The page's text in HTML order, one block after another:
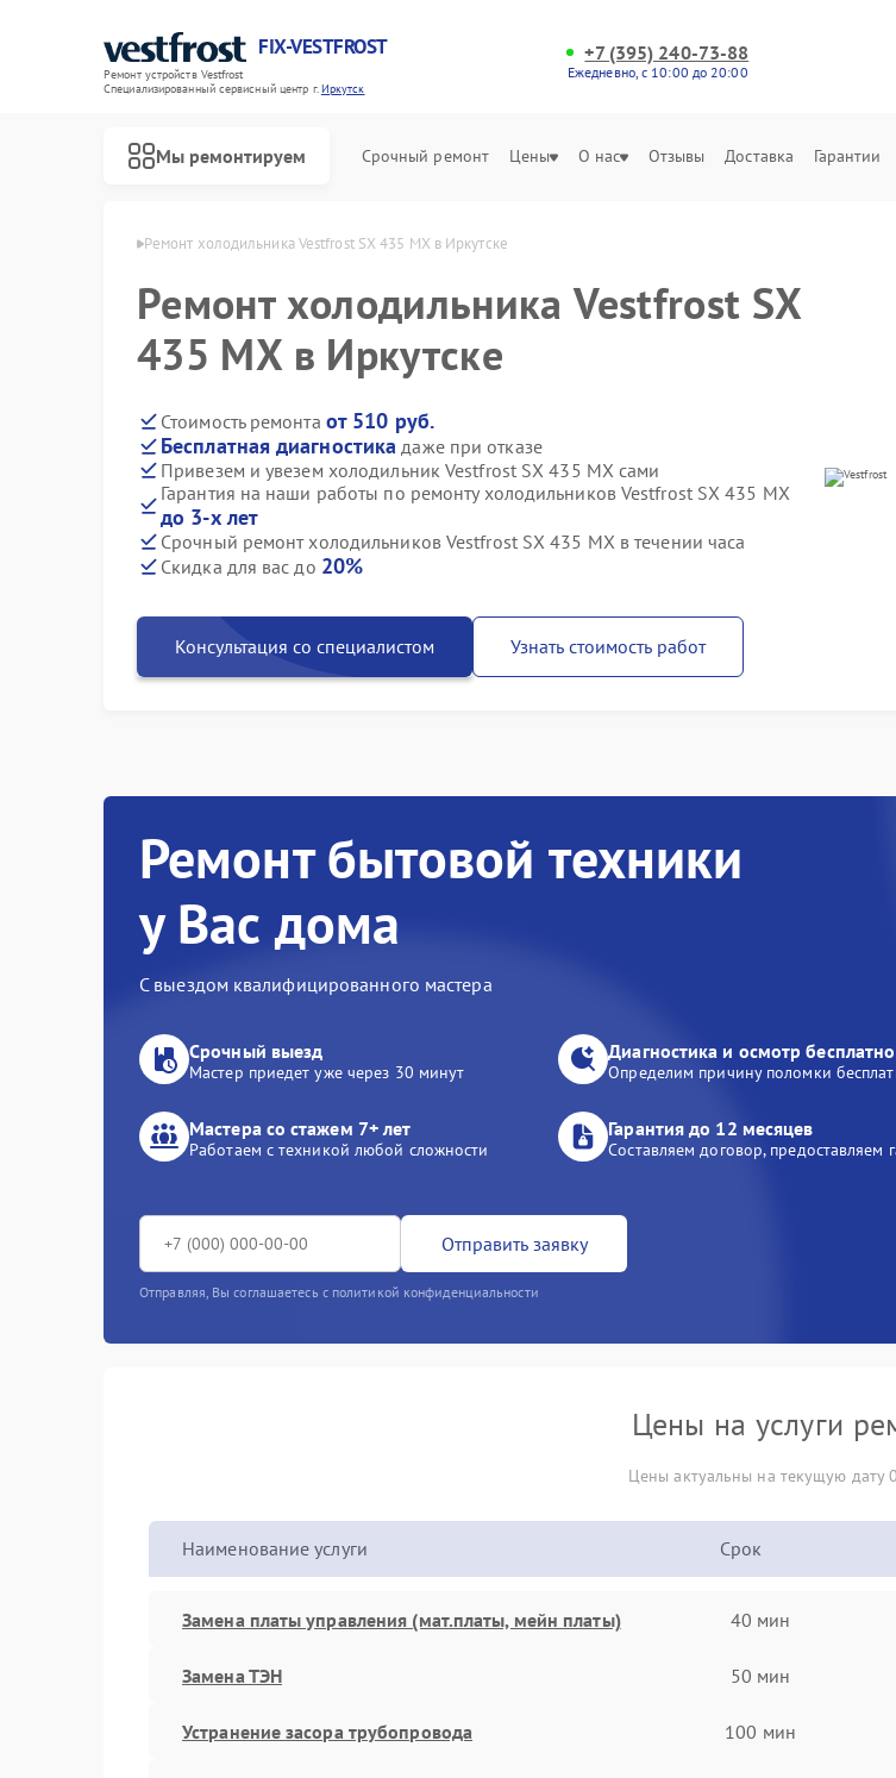
FIX-VESTFROST
Ремонт устройств Vestfrost
Специализированный cервисный центр г.Иркутск
+7 (395) 240-73-88
Ежедневно, с 10:00 до 20:00
Мы ремонтируем Срочный ремонт Цены О нас Отзывы Доставка Гарантии
Ремонт холодильника Vestfrost SX 435 MX в Иркутске
Ремонт холодильника Vestfrost SX
435 MX в Иркутске
Стоимость ремонта от 510 руб.
Бесплатная диагностика даже при отказе
Привезем и увезем холодильник Vestfrost SX 435 MX сами
Гарантия на наши работы по ремонту холодильников Vestfrost SX 435 MX
до 3-х лет
Срочный ремонт холодильников Vestfrost SX 435 MX в течении часа
Скидка для вас до 20%
Консультация со специалистом Узнать стоимость работ
Ремонт бытовой техники
у Вас дома
С выездом квалифицированного мастера
Срочный выезд
Мастер приедет уже через 30 минут
Диагностика и осмотр бесплатно
Определим причину поломки
Мастера со стажем 7+ лет
Работаем с техникой любой сложности
Гарантия до 12 месяцев
Составляем договор, предоставляем
Отправить заявку
Отправляя, Вы соглашаетесь с политикой конфиденциальности
Цены на услуги
Цены актуальны на текущую дату
Наименование услуги Срок
Замена платы управления (мат.платы, мейн платы) 40 мин
Замена ТЭН 50 мин
Устранение засора трубопровода 100 мин